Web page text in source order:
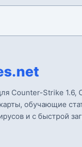
Counter-Strike 1.6,
обучающие
и с быстрой